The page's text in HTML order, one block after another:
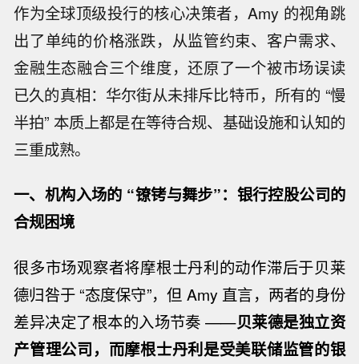
作为全球顶级投行的核心决策者，Amy 的视角跳
出了单纯的价格涨跌，从监管约束、客户需求、
金融生态融合三个维度，还原了一个被市场误读
已久的真相：华尔街从未排斥比特币，所有的 “慢
半拍” 本质上都是在等待合规、基础设施和认知的
三重成熟。
一、机构入场的 “镣铐与舞步”：银行控股公司的
合规困境
很多市场观察者将摩根士丹利的动作滞后于贝莱
德归咎于 “态度保守”，但 Amy 直言，两者的身份
差异决定了根本的入场节奏 ——贝莱德是独立资
产管理公司，而摩根士丹利是受美联储监管的银